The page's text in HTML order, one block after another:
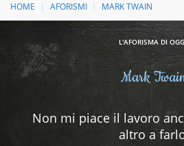
HOME AFORISMI MARK TWAIN
L'AFORISMA DI
Mark
Non mi piace il lavoro
altro a